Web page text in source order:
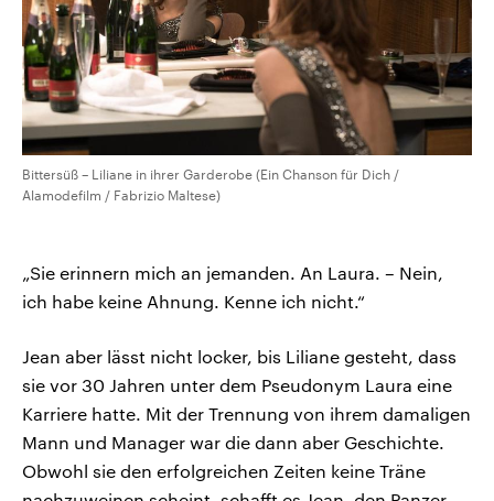
Bittersüß – Liliane in ihrer Garderobe (Ein Chanson für Dich /
Alamodefilm / Fabrizio Maltese)
„Sie erinnern mich an jemanden. An Laura. – Nein,
ich habe keine Ahnung. Kenne ich nicht.“
Jean aber lässt nicht locker, bis Liliane gesteht, dass
sie vor 30 Jahren unter dem Pseudonym Laura eine
Karriere hatte. Mit der Trennung von ihrem damaligen
Mann und Manager war die dann aber Geschichte.
Obwohl sie den erfolgreichen Zeiten keine Träne